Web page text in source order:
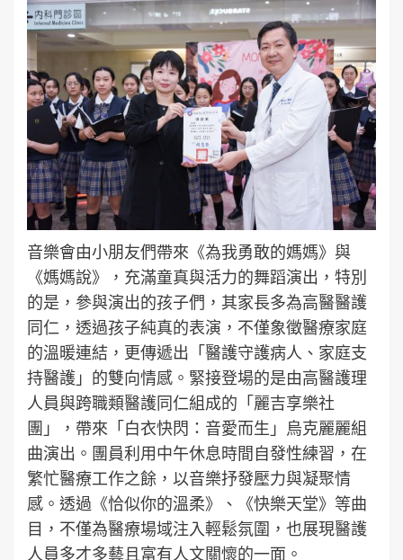
音樂會由小朋友們帶來《為我勇敢的媽媽》與
《媽媽說》，充滿童真與活力的舞蹈演出，特別
的是，參與演出的孩子們，其家長多為高醫醫護
同仁，透過孩子純真的表演，不僅象徵醫療家庭
的溫暖連結，更傳遞出「醫護守護病人、家庭支
持醫護」的雙向情感。緊接登場的是由高醫護理
人員與跨職類醫護同仁組成的「麗吉享樂社
團」，帶來「白衣快閃：音愛而生」烏克麗麗組
曲演出。團員利用中午休息時間自發性練習，在
繁忙醫療工作之餘，以音樂抒發壓力與凝聚情
感。透過《恰似你的溫柔》、《快樂天堂》等曲
目，不僅為醫療場域注入輕鬆氛圍，也展現醫護
人員多才多藝且富有人文關懷的一面。